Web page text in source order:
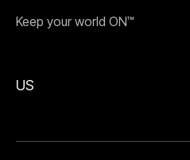
Keep your world ON™
US